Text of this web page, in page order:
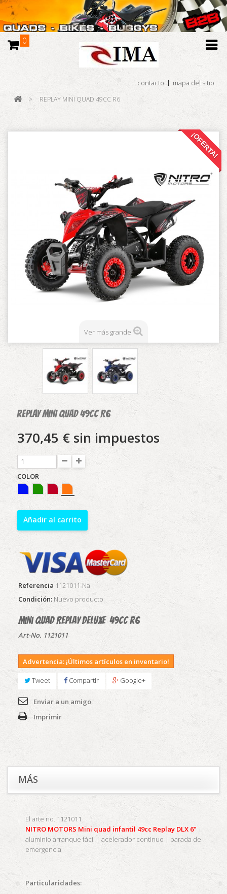
0
contacto mapa del sitio
> REPLAY MINI QUAD 49CC R6
¡OFERTA!
Ver más grande
REPLAY MINI QUAD 49CC R6
370,45 € sin impuestos
COLOR
Añadir al carrito
Referencia 1121011-Na
Condición: Nuevo producto
Mini quad Replay Deluxe 49CC R6
Art-No. 1121011
Advertencia: ¡Últimos artículos en inventario!
Tweet Compartir Google+
Enviar a un amigo
Imprimir
MÁS
El arte no. 1121011
NITRO MOTORS Mini quad infantil 49cc Replay DLX 6"
aluminio arranque fácil | acelerador continuo | parada de
emergencia
Particularidades: